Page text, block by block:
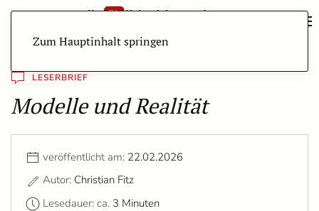
Zum Hauptinhalt springen
LESERBRIEF
Modelle und Realität
veröffentlicht am: 22.02.2026
Autor: Christian Fitz
Lesedauer: ca. 3 Minuten